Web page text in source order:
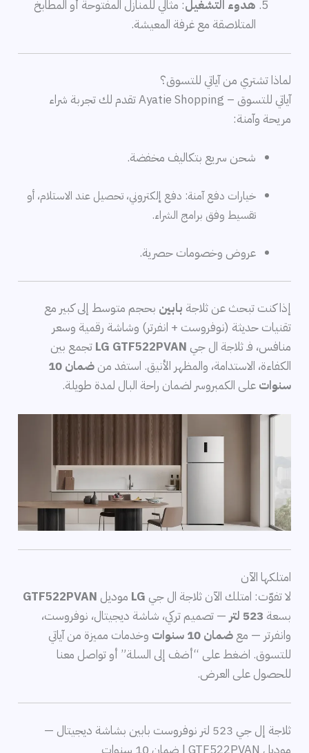
هدوء التشغيل: مثالي للمنازل المفتوحة أو المطابخ
المتلاصقة مع غرفة المعيشة.
لماذا تشتري من آياتي للتسوق؟
آياتي للتسوق – Ayatie Shopping
تقدم لك تجربة شراء
مريحة وآمنة:
شحن سريع بتكاليف مخفضة.
خيارات دفع آمنة: دفع إلكتروني، تحصيل عند الاستلام، أو
تقسيط وفق برامج الشراء.
عروض وخصومات حصرية.
إذا كنت تبحث عن ثلاجة بابين بحجم متوسط إلى كبير مع
تقنيات حديثة (نوفروست + انفرتر) وشاشة رقمية وسعر
منافس، فـ ثلاجة ال جي
LG GTF522PVAN
تجمع بين
الكفاءة، الاستدامة، والمظهر الأنيق. استفد من
ضمان 10
سنوات على الكمبروسر لضمان راحة البال لمدة طويلة.
امتلكها الآن
لا تفوّت: امتلك الآن ثلاجة ال جي LG موديل GTF522PVAN
بسعة 523 لتر
— تصميم تركي، شاشة ديجيتال، نوفروست،
وانفرتر — معضمان 10 سنوات
وخدمات مميزة من آياتي
للتسوق. اضغط على “أضف إلى السلة” أو تواصل معنا
للحصول على العرض.
ثلاجة إل جي 523 لتر نوفروست بابين بشاشة ديجيتال —